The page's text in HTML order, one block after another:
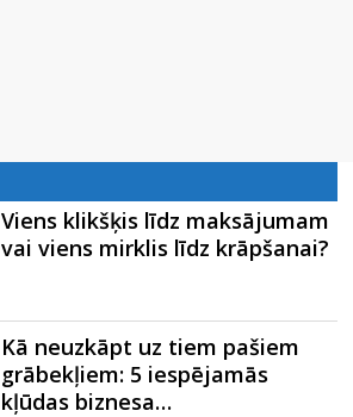
Viens klikšķis līdz maksājumam
vai viens mirklis līdz krāpšanai?
Kā neuzkāpt uz tiem pašiem
grābekļiem: 5 iespējamās
kļūdas biznesa…